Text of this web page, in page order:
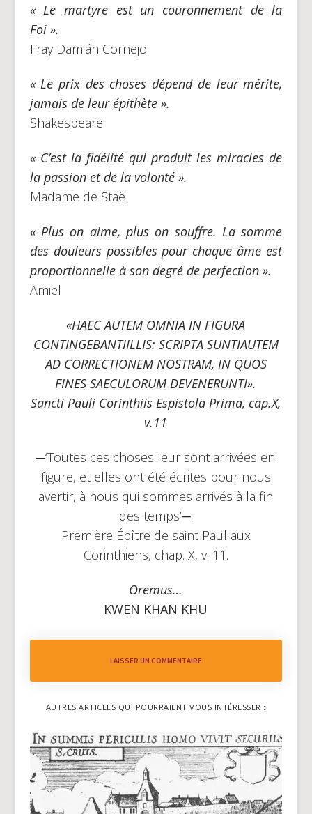
« Le martyre est un couronnement de la
Foi ».
Fray Damián Cornejo
« Le prix des choses dépend de leur mérite,
jamais de leur épithète ».
Shakespeare
« C’est la fidélité qui produit les miracles de
la passion et de la volonté ».
Madame de Staël
« Plus on aime, plus on souffre. La somme
des douleurs possibles pour chaque âme est
proportionnelle à son degré de perfection ».
Amiel
«HAEC AUTEM OMNIA IN FIGURA
CONTINGEBANTIILLIS: SCRIPTA SUNTIAUTEM
AD CORRECTIONEM NOSTRAM, IN QUOS
FINES SAECULORUM DEVENERUNTI».
Sancti Pauli Corinthiis Espistola Prima, cap.X,
v.11
─‘Toutes ces choses leur sont arrivées en
figure, et elles ont été écrites pour nous
avertir, à nous qui sommes arrivés à la fin
des temps’─.
Première Épître de saint Paul aux
Corinthiens, chap. X, v. 11.
Oremus…
KWEN KHAN KHU
LAISSER UN COMMENTAIRE
AUTRES ARTICLES QUI POURRAIENT VOUS INTÉRESSER :